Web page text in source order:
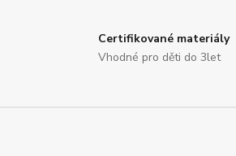
Certifikované materiály
Vhodné pro děti do 3let